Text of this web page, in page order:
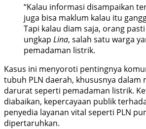
“Kalau informasi disampaikan
juga bisa maklum kalau itu
Tapi kalau diam saja, orang
ungkap Lina, salah satu warga
pemadaman listrik.
Kasus ini menyoroti pentingnya
tubuh PLN daerah, khususnya dalam
darurat seperti pemadaman listrik.
diabaikan, kepercayaan publik
penyedia layanan vital seperti PLN
dipertaruhkan.